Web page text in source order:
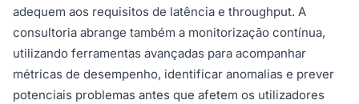
adequem aos requisitos de latência e throughput. A
consultoria abrange também a monitorização contínua,
utilizando ferramentas avançadas para acompanhar
métricas de desempenho, identificar anomalias e prever
potenciais problemas antes que afetem os utilizadores